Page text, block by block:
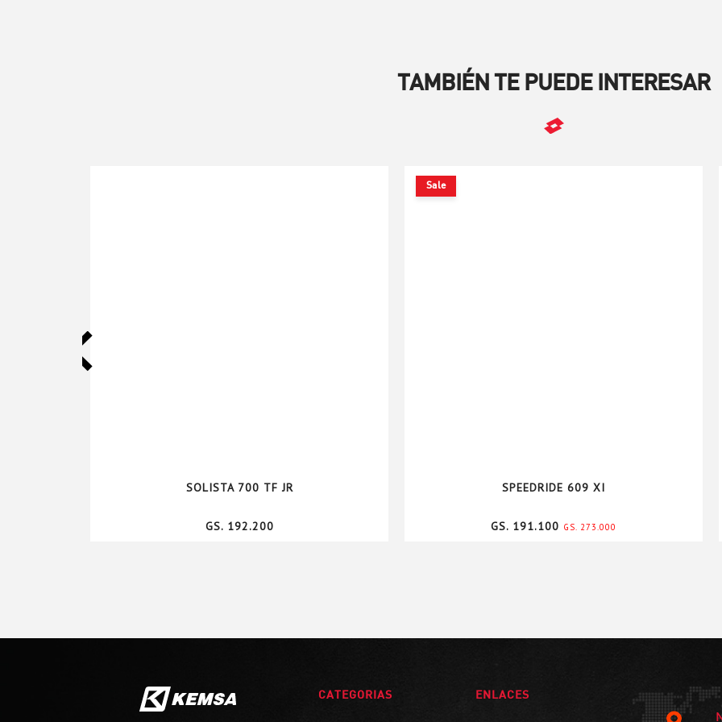
TAMBIÉN TE PUEDE INTERESAR
SOLISTA 700 TF JR
GS. 192.200
Sale
SPEEDRIDE 609 XI
GS. 191.100 GS. 273.000
CATEGORIAS ENLACES